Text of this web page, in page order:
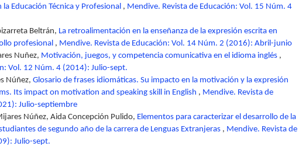
Educación Técnica y Profesional , Mendive. Revista de Educación: Vol. 15 Núm. 4
Beltrán, La retroalimentación en la enseñanza de la expresión escrita en
profesional , Mendive. Revista de Educación: Vol. 14 Núm. 2 (2016): Abril-junio
Nuñez, Motivación, juegos, y competencia comunicativa en el idioma inglés ,
Vol. 12 Núm. 4 (2014): Julio-sept.
Núñez, Glosario de frases idiomáticas. Su impacto en la motivación y la expresión
Its impact on motivation and speaking skill in English , Mendive. Revista de
Julio-septiembre
Núñez, Aida Concepción Pulido, Elementos para caracterizar el desarrollo de la
de segundo año de la carrera de Lenguas Extranjeras , Mendive. Revista de
Julio-sept.